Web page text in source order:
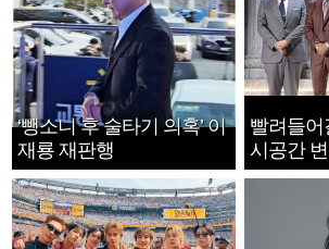
‘뺑소니 후 술타기 의혹’ 이
재룡 재판행
빨려들어
시공간
지는 ‘전